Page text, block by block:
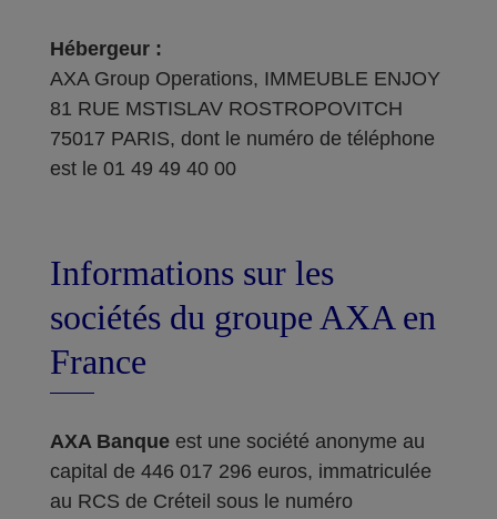
Hébergeur :
AXA Group Operations, IMMEUBLE ENJOY
81 RUE MSTISLAV ROSTROPOVITCH
75017 PARIS, dont le numéro de téléphone
est le 01 49 49 40 00
Informations sur les
sociétés du groupe AXA en
France
AXA Banque est une société anonyme au
capital de 446 017 296 euros, immatriculée
au RCS de Créteil sous le numéro